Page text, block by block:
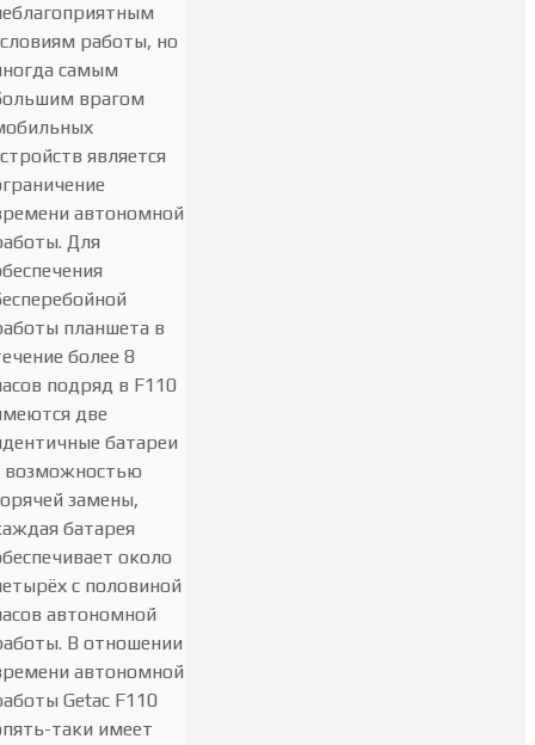
работы, но
самым
врагом
является
автономной
Для
планшета в
более 8
подряд в F110
две
батареи
возможностью
замены,
батарея
около
с половиной
автономной
В отношении
автономной
Getac F110
таки имеет